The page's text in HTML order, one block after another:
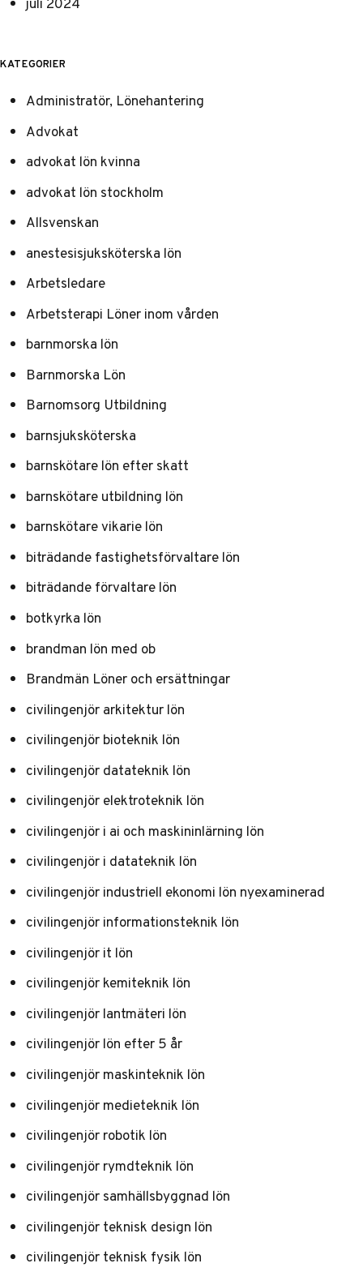
KATEGORIER
Administratör, Lönehantering
Advokat
advokat lön kvinna
advokat lön stockholm
Allsvenskan
anestesisjuksköterska lön
Arbetsledare
Arbetsterapi Löner inom vården
barnmorska lön
Barnmorska Lön
Barnomsorg Utbildning
barnsjuksköterska
barnskötare lön efter skatt
barnskötare utbildning lön
barnskötare vikarie lön
biträdande fastighetsförvaltare lön
biträdande förvaltare lön
botkyrka lön
brandman lön med ob
Brandmän Löner och ersättningar
civilingenjör arkitektur lön
civilingenjör bioteknik lön
civilingenjör datateknik lön
civilingenjör elektroteknik lön
civilingenjör i ai och maskininlärning lön
civilingenjör i datateknik lön
civilingenjör industriell ekonomi lön nyexaminerad
civilingenjör informationsteknik lön
civilingenjör it lön
civilingenjör kemiteknik lön
civilingenjör lantmäteri lön
civilingenjör lön efter 5 år
civilingenjör maskinteknik lön
civilingenjör medieteknik lön
civilingenjör robotik lön
civilingenjör rymdteknik lön
civilingenjör samhällsbyggnad lön
civilingenjör teknisk design lön
civilingenjör teknisk fysik lön